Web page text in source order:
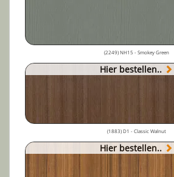
(2249) NH15 - Smokey Green
Hier bestellen..
(1883) D1 - Classic Walnut
Hier bestellen..